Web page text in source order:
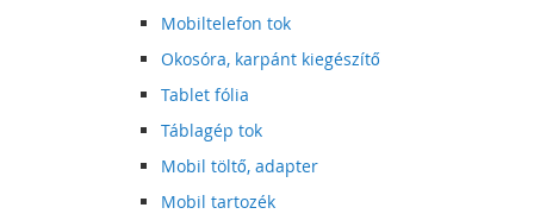
Mobiltelefon tok
Okosóra, karpánt kiegészítő
Tablet fólia
Táblagép tok
Mobil töltő, adapter
Mobil tartozék